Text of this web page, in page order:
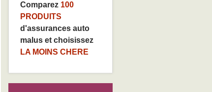
Comparez 100
PRODUITS
d'assurances auto
malus et choisissez
LA MOINS CHERE